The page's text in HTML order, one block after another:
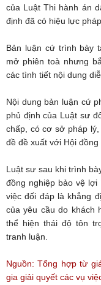
của Luật Thi hành án
định đã có hiệu lực
Bản luận cứ trình bày
mở phiên toà nhưng
các tình tiết nội dung
Nội dung bản luận cứ
phủ định của Luật sư
chấp, có cơ sở pháp
đề đề xuất với Hội đồng
Luật sư sau khi trình
đồng nghiệp bảo vệ
việc đối đáp là khẳng
của yêu cầu do khách
thể hiện thái độ tôn
tranh luận.
Nguồn: Tổng hợp từ
gia giải quyết các vụ